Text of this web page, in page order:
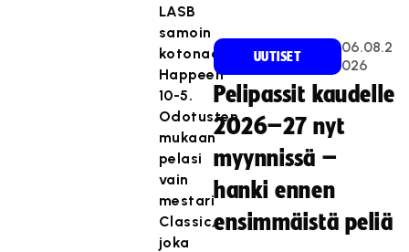
LASB
samoin
kotonaan
Happeen
10-5.
Odotusten
mukaan
pelasi
vain
mestari
Classic,
joka
UUTISET
06.08.2
026
Pelipassit kaudelle
2026–27 nyt
myynnissä –
hanki ennen
ensimmäistä peliä